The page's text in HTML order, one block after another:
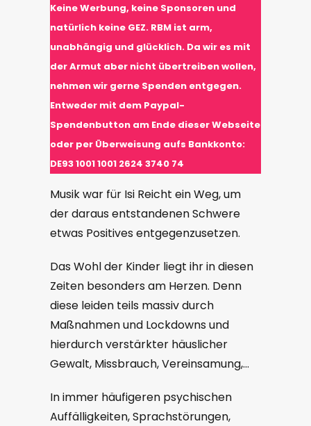
KeineWerbung, keine Sponsoren und
natürlich keine GEZ. RBM ist arm,
unabhängig und glücklich. Da wir es mit
der Armut aber nicht übertreiben wollen,
nehmen wir gerne Spenden entgegen.
Entweder mit dem Paypal-
Spendenbutton am Ende dieser Webseite
oder per Überweisung aufs Bankkonto:
DE93 1001 1001 2624 3740 74
Musik war für Isi Reicht ein Weg, um
der daraus entstandenen Schwere
etwas Positives entgegenzusetzen.
Das Wohl der Kinder liegt ihr in diesen
Zeiten besonders am Herzen. Denn
diese leiden teils massiv durch
Maßnahmen und Lockdowns und
hierdurch verstärkter häuslicher
Gewalt, Missbrauch, Vereinsamung,…
In immer häufigeren psychischen
Auffälligkeiten, Sprachstörungen,